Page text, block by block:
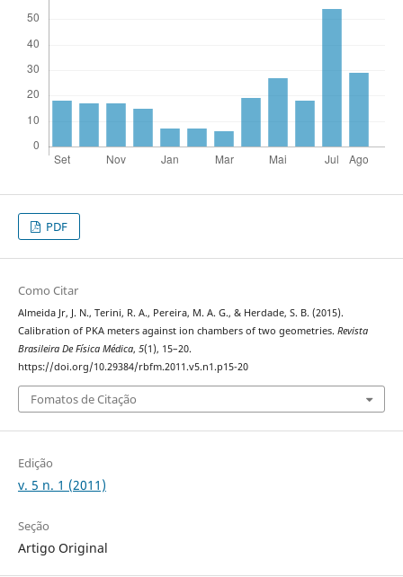
PDF
Como Citar
Almeida Jr, J. N., Terini, R. A., Pereira, M. A. G., & Herdade, S. B. (2015).
Calibration of PKA meters against ion chambers of two geometries. Revista
Brasileira De Física Médica, 5(1), 15–20.
https://doi.org/10.29384/rbfm.2011.v5.n1.p15-20
Fomatos de Citação
Edição
v. 5 n. 1 (2011)
Seção
Artigo Original